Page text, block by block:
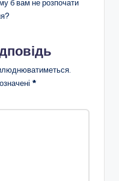
б вам не розпочати
*